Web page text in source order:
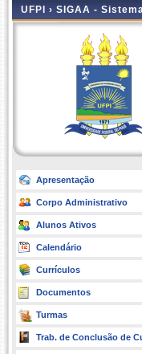
UFPI › SIGAA -
Apresentação
Corpo Administrativo
Alunos Ativos
Calendário
Currículos
Documentos
Turmas
Trab. de Conclusão de